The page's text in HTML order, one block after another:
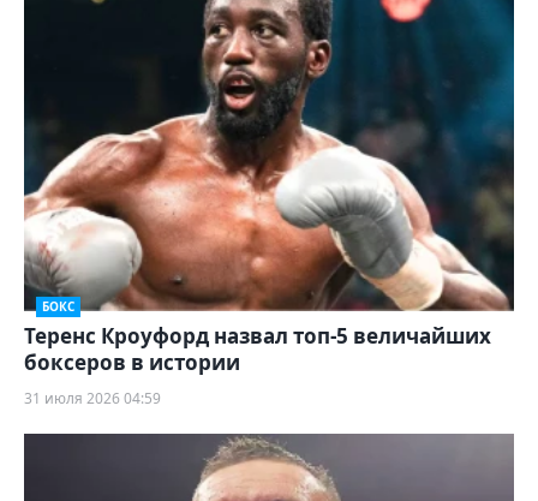
БОКС
Теренс Кроуфорд назвал топ-5 величайших
боксеров в истории
31 июля 2026 04:59